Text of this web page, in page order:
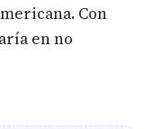
Con
en no